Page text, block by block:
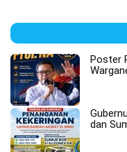
Poster
dan